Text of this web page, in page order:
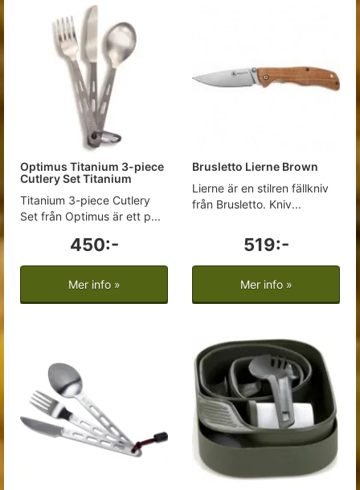
Optimus Titanium 3-piece
Cutlery Set Titanium
Titanium 3-piece Cutlery
Set från Optimus är ett p...
450:-
Mer info »
Brusletto Lierne Brown
Lierne är en stilren fällkniv
från Brusletto. Kniv...
519:-
Mer info »